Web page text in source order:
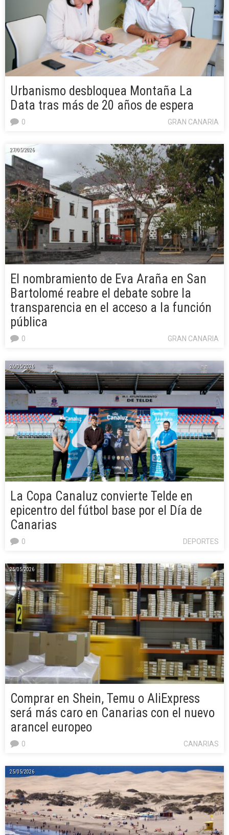
Urbanismo desbloquea Montaña La
Data tras más de 20 años de espera
GRAN CANARIA
0
27/05/2026
El nombramiento de Eva Araña en San
Bartolomé reabre el debate sobre la
transparencia en el acceso a la función
pública
GRAN CANARIA
0
26/05/2026
La Copa Canaluz convierte Telde en
epicentro del fútbol base por el Día de
Canarias
DEPORTES
0
25/05/2026
Comprar en Shein, Temu o AliExpress
será más caro en Canarias con el nuevo
arancel europeo
CANARIAS
0
25/05/2026